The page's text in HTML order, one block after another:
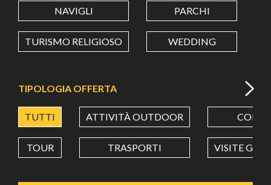
LONGITUDINE
Value in decimal degrees. Use dot (.) as decimal separator.
NAVIGLI PARCHI
TURISMO RELIGIOSO WEDDING
TIPOLOGIA OFFERTA
TUTTI ATTIVITÀ OUTDOOR CORSI
TOUR TRASPORTI VISITE